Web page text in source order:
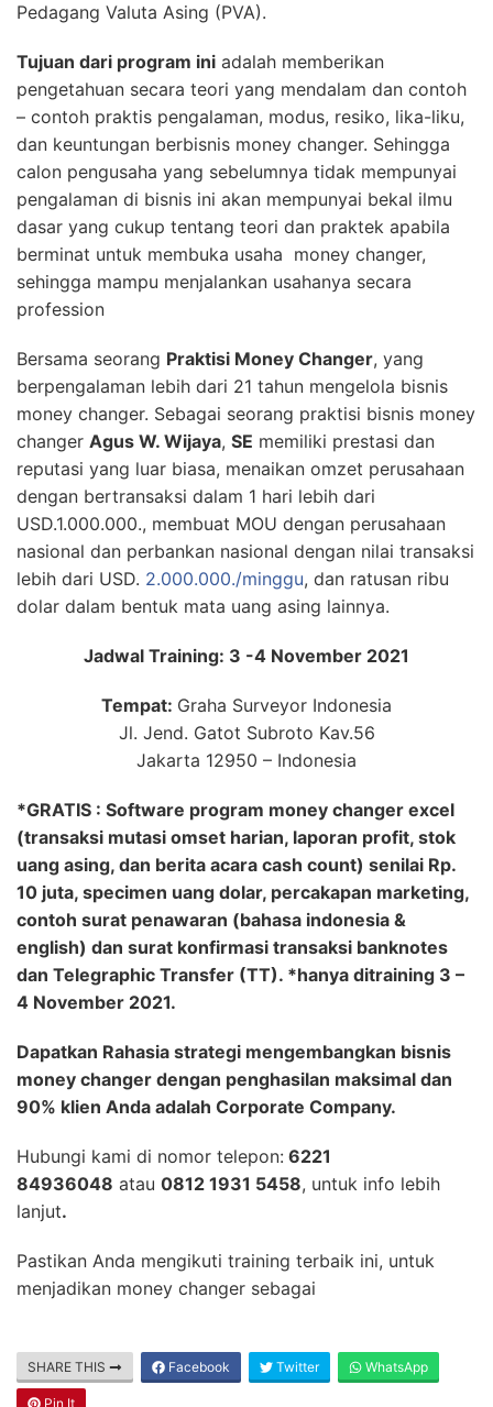
Pedagang Valuta Asing (PVA).
Tujuan dari program ini adalah memberikan
pengetahuan secara teori yang mendalam dan contoh
– contoh praktis pengalaman, modus, resiko, lika-liku,
dan keuntungan berbisnis money changer. Sehingga
calon pengusaha yang sebelumnya tidak mempunyai
pengalaman di bisnis ini akan mempunyai bekal ilmu
dasar yang cukup tentang teori dan praktek apabila
berminat untuk membuka usaha money changer,
sehingga mampu menjalankan usahanya secara
profession
Bersama seorang Praktisi Money Changer, yang
berpengalaman lebih dari 21 tahun mengelola bisnis
money changer. Sebagai seorang praktisi bisnis money
changer Agus W. Wijaya, SE memiliki prestasi dan
reputasi yang luar biasa, menaikan omzet perusahaan
dengan bertransaksi dalam 1 hari lebih dari
USD.1.000.000., membuat MOU dengan perusahaan
nasional dan perbankan nasional dengan nilai transaksi
lebih dari USD. 2.000.000./minggu, dan ratusan ribu
dolar dalam bentuk mata uang asing lainnya.
Jadwal Training: 3 -4 November 2021
Tempat: Graha Surveyor Indonesia
Jl. Jend. Gatot Subroto Kav.56
Jakarta 12950 – Indonesia
*GRATIS : Software program money changer excel
(transaksi mutasi omset harian, laporan profit, stok
uang asing, dan berita acara cash count) senilai Rp.
10 juta, specimen uang dolar, percakapan marketing,
contoh surat penawaran (bahasa indonesia &
english) dan surat konfirmasi transaksi banknotes
dan Telegraphic Transfer (TT). *hanya ditraining 3 –
4 November 2021.
Dapatkan Rahasia strategi mengembangkan bisnis
money changer dengan penghasilan maksimal dan
90% klien Anda adalah Corporate Company.
Hubungi kami di nomor telepon: 6221
84936048 atau 0812 1931 5458, untuk info lebih
lanjut.
Pastikan Anda mengikuti training terbaik ini, untuk
menjadikan money changer sebagai
SHARE THIS Facebook Twitter WhatsApp
Pin It